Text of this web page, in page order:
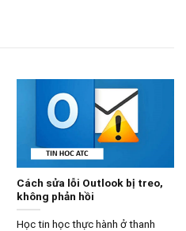
Cách sửa lỗi Outlook bị treo,
không phản hồi
Học tin học thực hành ở thanh